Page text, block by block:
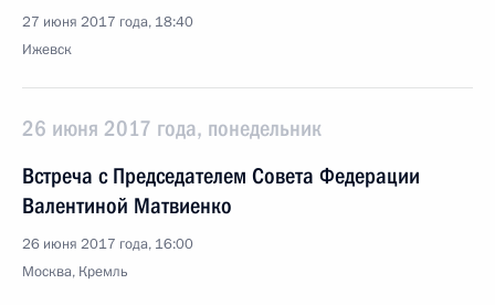
27 июня 2017 года, 18:40
Ижевск
26 июня 2017 года, понедельник
Встреча с Председателем Совета Федерации
Валентиной Матвиенко
26 июня 2017 года, 16:00
Москва, Кремль